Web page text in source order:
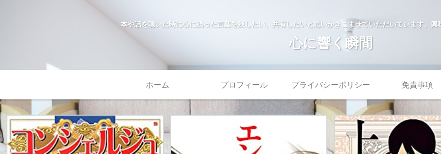
本や話を聴いた時に心に残った言葉を残したい、共有したいと思いかきこませていただいています、
心に響く瞬間
ホーム プロフィール プライバシーポリシー 免責事項